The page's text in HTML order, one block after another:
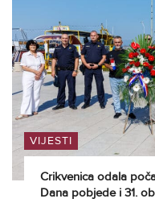
VIJESTI
Crikvenica odala
Dana pobjede i 31.